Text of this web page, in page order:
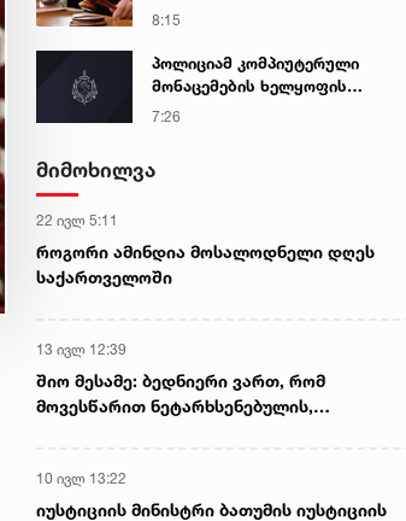
თავისუფლების აღკვეთა მიუსაჯა
სასამართლო დღეს იმსჯელებს
8:15
პოლიციამ კომპიუტერული
მონაცემების ხელყოფის
ბრალდებით ერთი პირი დააკავა,
დაუსწრებლად დაიწყო
7:26
მიმოხილვა
22 ივლ 5:11
როგორი ამინდია მოსალოდნელი დღეს
საქართველოში
13 ივლ 12:39
შიო მესამე: ბედნიერი ვართ, რომ
მოვესწარით ნეტარხსენებულის,
10 ივლ 13:22
იუსტიციის მინისტრი ბათუმის იუსტიციის